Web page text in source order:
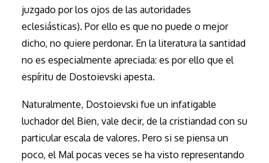
juzgado por los ojos de las autoridades
eclesiásticas). Por ello es que no puede o mejor
dicho, no quiere perdonar. En la literatura la santidad
no es especialmente apreciada: es por ello que el
espíritu de Dostoievski apesta.
Naturalmente, Dostoievski fue un infatigable
luchador del Bien, vale decir, de la cristiandad con su
particular escala de valores. Pero si se piensa un
poco, el Mal pocas veces se ha visto representando